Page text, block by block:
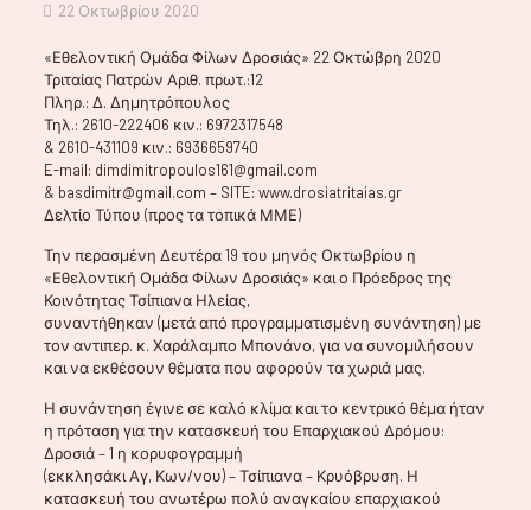
22 Οκτωβρίου 2020
«Εθελοντική Ομάδα Φίλων Δροσιάς» 22 Οκτώβρη 2020
Τριταίας Πατρών Αριθ. πρωτ.:12
Πληρ.: Δ. Δημητρόπουλος
Τηλ.: 2610-222406 κιν.: 6972317548
& 2610-431109 κιν.: 6936659740
E-mail: dimdimitropoulos161@gmail.com
& basdimitr@gmail.com – SITE: www.drosiatritaias.gr
Δελτίο Τύπου (προς τα τοπικά ΜΜΕ)
Την περασμένη Δευτέρα 19 του μηνός Οκτωβρίου η
«Εθελοντική Ομάδα Φίλων Δροσιάς» και ο Πρόεδρος της
Κοινότητας Τσίπιανα Ηλείας,
συναντήθηκαν (μετά από προγραμματισμένη συνάντηση) με
τον αντιπερ. κ. Χαράλαμπο Μπονάνο, για να συνομιλήσουν
και να εκθέσουν θέματα που αφορούν τα χωριά μας.
Η συνάντηση έγινε σε καλό κλίμα και το κεντρικό θέμα ήταν
η πρόταση για την κατασκευή του Επαρχιακού Δρόμου:
Δροσιά – 1 η κορυφογραμμή
(εκκλησάκι Αγ, Κων/νου) – Τσίπιανα – Κρυόβρυση. Η
κατασκευή του ανωτέρω πολύ αναγκαίου επαρχιακού